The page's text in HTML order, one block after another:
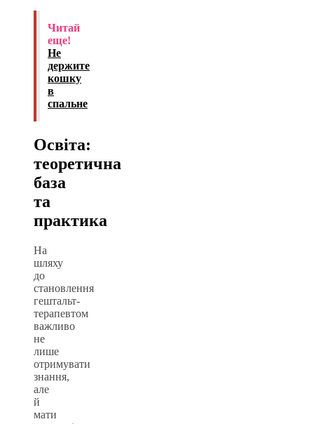
Читай
еще!
Не
держите
кошку
в
спальне
Освіта:
теоретична
база
та
практика
На
шляху
до
становлення
гештальт-
терапевтом
важливо
не
лише
отримувати
знання,
але
й
мати